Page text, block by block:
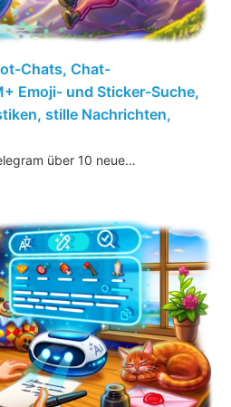
Chats, Chat-
Emoji- und Sticker-Suche,
stille Nachrichten,
über 10 neue…